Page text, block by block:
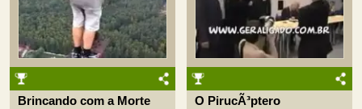
Brincando com a Morte O PirucÃ³ptero